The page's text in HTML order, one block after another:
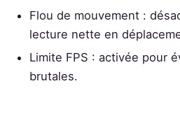
Flou de mouvement :
lecture nette en
Limite FPS : activée pour
brutales.